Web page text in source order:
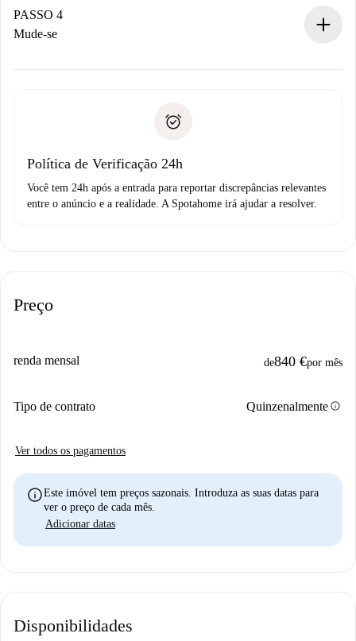
proprietário.
Se recusada: não cobraremos nada e ofereceremos
Débito direto bancário
PASSO 4
Mude-se
não comunicar nenhum problema.
Política de Verificação 24h
Você tem 24h após a entrada para reportar discrepâncias relevantes
entre o anúncio e a realidade. A Spotahome irá ajudar a resolver.
Preço
renda mensal de840 €por mês
Tipo de contrato Quinzenalmenteinfo
Ver todos os pagamentos
infoEste imóvel tem preços sazonais. Introduza as suas datas para
ver o preço de cada mês.
Adicionar datas
Disponibilidades